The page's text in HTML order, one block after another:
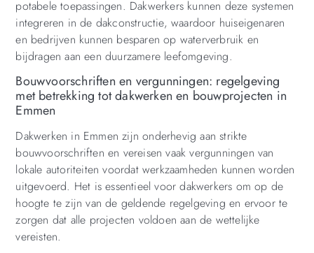
potabele toepassingen. Dakwerkers kunnen deze systemen
integreren in de dakconstructie, waardoor huiseigenaren
en bedrijven kunnen besparen op waterverbruik en
bijdragen aan een duurzamere leefomgeving.
Bouwvoorschriften en vergunningen: regelgeving
met betrekking tot dakwerken en bouwprojecten in
Emmen
Dakwerken in Emmen zijn onderhevig aan strikte
bouwvoorschriften en vereisen vaak vergunningen van
lokale autoriteiten voordat werkzaamheden kunnen worden
uitgevoerd. Het is essentieel voor dakwerkers om op de
hoogte te zijn van de geldende regelgeving en ervoor te
zorgen dat alle projecten voldoen aan de wettelijke
vereisten.